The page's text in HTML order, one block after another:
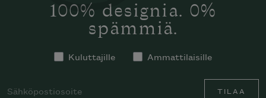
100% designia. 0%
spämmiä.
Kuluttajille Ammattilaisille
TILAA